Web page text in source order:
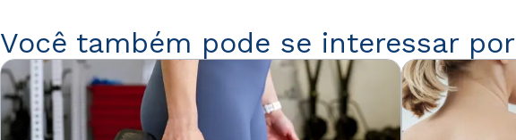
Você também pode se interessar por